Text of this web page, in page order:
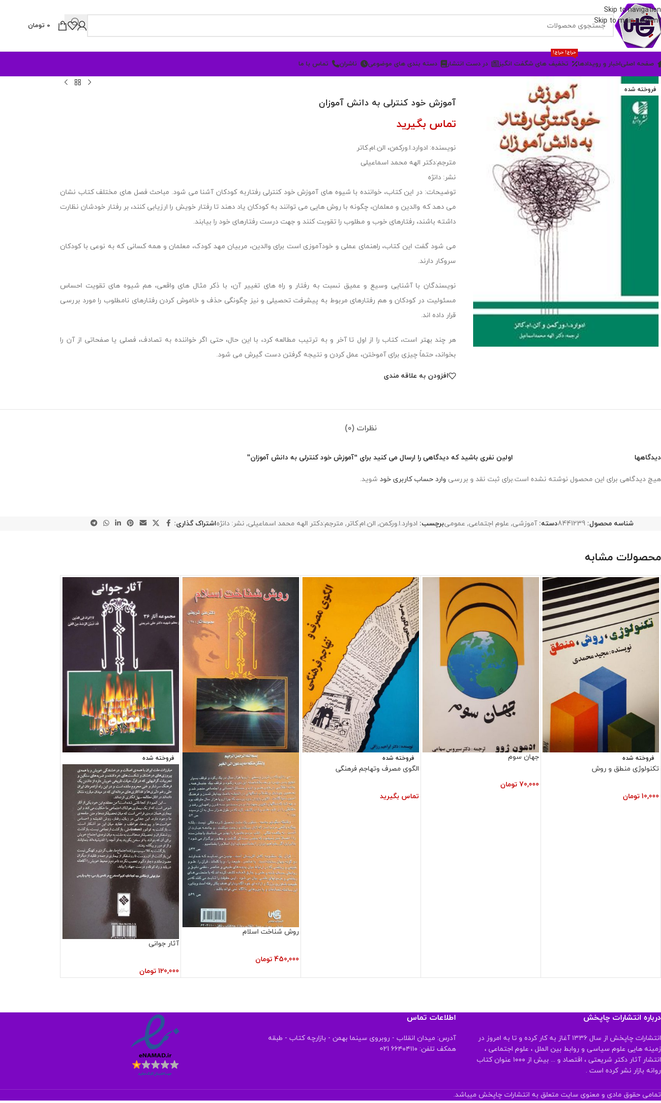
Skip to navigation
Skip to main content
0 تومان
صفحه اصلیاخبار و رویدادها تخفیف های شگفت انگیز
حراج! حراج!
در دست انتشار دسته بندی های موضوعی ناشران تماس با ما
فروخته شده
آموزش خود کنترلی به دانش آموزان
تماس بگیرید
نویسنده: ادوارد.ا.ورکمن، الن.ام.کاتر
مترجم:دکتر الهه محمد اسماعیلی
نشر: دانژه
توضیحات: در این کتاب، خواننده با شیوه های آموزش خود کنترلی رفتاربه کودکان آشنا می شود. مباحث فصل های مختلف کتاب نشان
می دهد که والدین و معلمان، چگونه با روش هایی می توانند به کودکان یاد دهند تا رفتار خویش را ارزیابی کنند، بر رفتار خودشان نظارت
داشته باشند، رفتارهای خوب و مطلوب را تقویت کنند و جهت درست رفتارهای خود را بیابند.
می شود گفت این کتاب، راهنمای عملی و خودآموزی است برای والدین، مربیان مهد کودک، معلمان و همه کسانی که به نوعی با کودکان
سروکار دارند.
نویسندگان با آشنایی وسیع و عمیق نسبت به رفتار و راه های تغییر آن، با ذکر مثال های واقعی، هم شیوه های تقویت احساس
مسئولیت در کودکان و هم رفتارهای مربوط به پیشرفت تحصیلی و نیز چگونگی حذف و خاموش کردن رفتارهای نامطلوب را مورد بررسی
قرار داده اند.
هر چند بهتر است، کتاب را از اول تا آخر و به ترتیب مطالعه کرد، با این حال، حتی اگر خواننده به تصادف، فصلی یا صفحاتی از آن را
بخواند، حتماً چیزی برای آموختن، عمل کردن و نتیجه گرفتن دست گیرش می شود.
افزودن به علاقه مندی
نظرات (0)
دیدگاهها
هیچ دیدگاهی برای این محصول نوشته نشده است.
اولین نفری باشید که دیدگاهی را ارسال می کنید برای “آموزش خود کنترلی به دانش آموزان”
برای ثبت نقد و بررسی وارد حساب کاربری خود شوید.
شناسه محصول: 8441239دسته: آموزشی, علوم اجتماعی, عمومیبرچسب: ادوارد.ا.ورکمن, الن.ام.کاتر , مترجم:دکتر الهه محمد اسماعیلی, نشر: دانژهاشتراک گذاری:
محصولات مشابه
فروخته شده
تکنولوژی منطق و روش
10,000 تومان
جهان سوم
70,000 تومان
فروخته شده
الگوی مصرف وتهاجم فرهنگی
تماس بگیرید
روش شناخت اسلام
450,000 تومان
فروخته شده
آثار جوانی
120,000 تومان
درباره انتشارات چاپخش
انتشارات چاپخش از سال ۱۳۳۶ آغاز به کار کرده و تا به امروز در
زمینه هایی علوم سیاسی و روابط بین الملل ، علوم اجتماعی ،
انتشار آثار دکتر شریعتی ، اقتصاد و ... بیش از ۱۰۰۰ عنوان کتاب
روانه بازار نشر کرده است .
اطلاعات تماس
آدرس: میدان انقلاب - روبروی سینما بهمن - بازارچه کتاب - طبقه
همکف تلفن: ۶۶۴۰۴۱۱۰ 021
تمامی حقوق مادی و معنوی سایت متعلق به انتشارات چاپخش میباشد.